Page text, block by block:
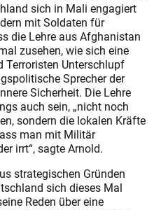
sich in Mali engagiert
mit Soldaten für
die Lehre aus Afghanistan
zusehen, wie sich eine
Unterschlupf
Sprecher der
Sicherheit. Die Lehre
auch sein, „nicht noch
sondern die lokalen Kräfte
man mit Militär
irrt“, sagte Arnold.
strategischen Gründen
sich dieses Mal
Reden über eine